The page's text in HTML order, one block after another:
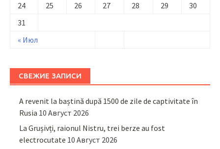
« Июл
24
25 26 27 28 29
30
31
СВЕЖИЕ ЗАПИСИ
A revenit la baștină după 1500 de zile de captivitate în
Rusia 10 Август 2026
La Grușivți, raionul Nistru, trei berze au fost
electrocutate 10 Август 2026